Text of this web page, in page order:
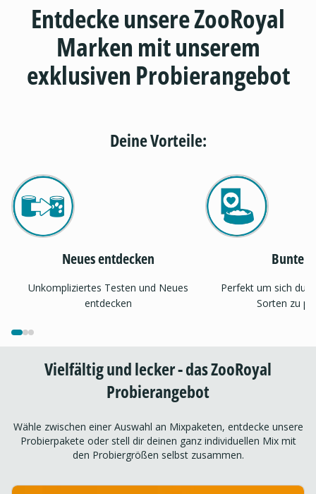
Entdecke unsere ZooRoyal
Marken mit unserem
exklusiven Probierangebot
Deine Vorteile:
Neues entdecken
Unkompliziertes Testen und Neues
entdecken
Bunter
Perfekt um sich
Sorten zu
Vielfältig und lecker - das ZooRoyal
Probierangebot
Wähle zwischen einer Auswahl an Mixpaketen, entdecke unsere
Probierpakete oder stell dir deinen ganz individuellen Mix mit
den Probiergrößen selbst zusammen.